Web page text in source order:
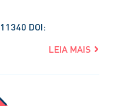
DOI:
LEIA MAIS